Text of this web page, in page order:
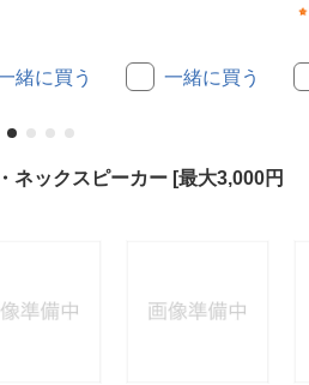
緒に買う 一緒に買う
ネックスピーカー [最大3,000円